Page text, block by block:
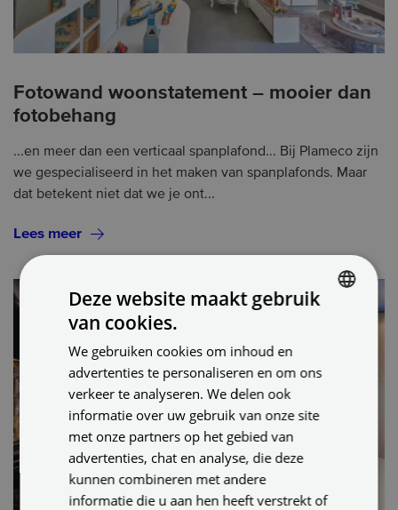
Fotowand woonstatement – mooier dan
fotobehang
...en meer dan een verticaal spanplafond... Bij Plameco zijn
we gespecialiseerd in het maken van spanplafonds. Maar
dat betekent niet dat we je ont...
Lees meer
Deze website maakt gebruik
van cookies.
We gebruiken cookies om inhoud en
advertenties te personaliseren en om ons
verkeer te analyseren. We delen ook
informatie over uw gebruik van onze site
met onze partners op het gebied van
advertenties, chat en analyse, die deze
kunnen combineren met andere
informatie die u aan hen heeft verstrekt of